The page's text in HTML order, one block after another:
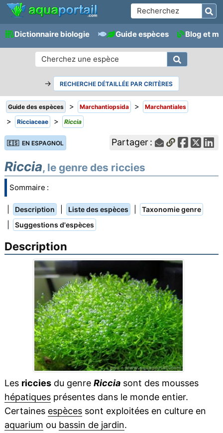
Dictionnaire biologie Guide espèces Blog et
→ RECHERCHE DÉTAILLÉE PAR CRITÈRES
Guide des espèces > Marchantiopsida > Marchantiales
> Ricciaceae > Riccia
🇪🇸 EN ESPAGNOL Partager :
Riccia, le genre des riccies
Sommaire :
Description Liste des espèces Taxonomie genre
Suggestions d'espèces
Description
Les ricciesdu genre Ricciasont des mousses
hépatiquesprésentes dans le monde entier.
Certaines espècessont exploitées en culture en
aquarium ou bassin de jardin.